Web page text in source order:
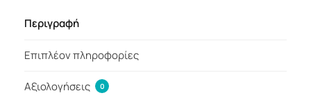
Περιγραφή
Επιπλέον πληροφορίες
Αξιολογήσεις 0